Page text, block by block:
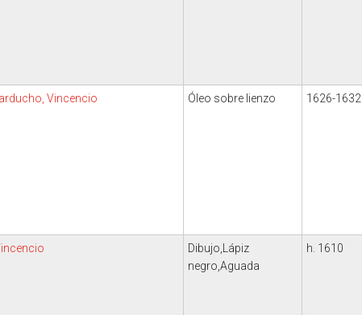
Vincencio Óleo sobre lienzo 1626-1632
Dibujo,Lápiz
negro,Aguada
h. 1610